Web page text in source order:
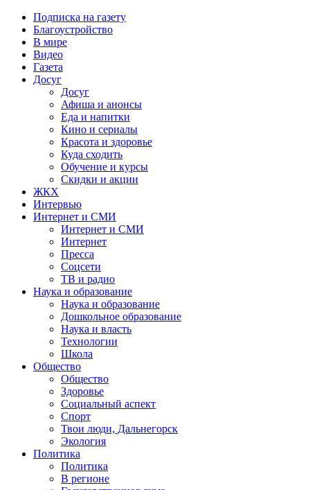
Подписка на газету
Благоустройство
В мире
Видео
Газета
Досуг
Досуг
Афиша и анонсы
Еда и напитки
Кино и сериалы
Красота и здоровье
Куда сходить
Обучение и курсы
Скидки и акции
ЖКХ
Интервью
Интернет и СМИ
Интернет и СМИ
Интернет
Пресса
Соцсети
ТВ и радио
Наука и образование
Наука и образование
Дошкольное образование
Наука и власть
Технологии
Школа
Общество
Общество
Здоровье
Социальный аспект
Спорт
Твои люди, Дальнегорск
Экология
Политика
Политика
В регионе